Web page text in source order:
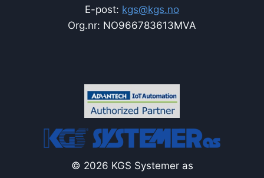
E-post: kgs@kgs.no
Org.nr: NO966783613MVA
© 2026 KGS Systemer as